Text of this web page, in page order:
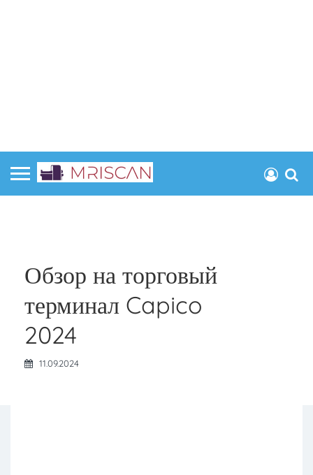
Обзор на торговый
терминал Capico
2024
11.09.2024